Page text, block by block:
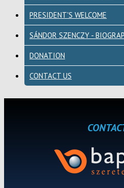
PRESIDENT'S WELCOME
SÁNDOR SZENCZY -
DONATION
CONTACT US